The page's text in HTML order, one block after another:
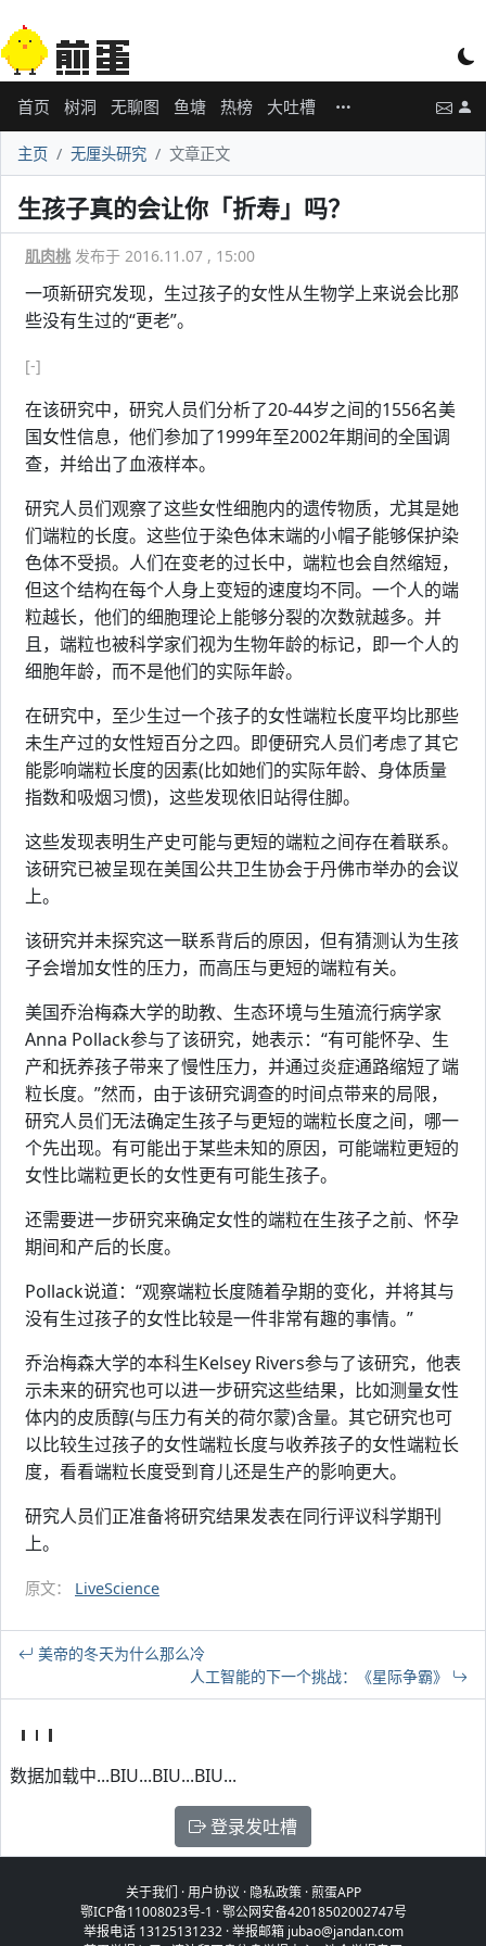
首页 树洞 无聊图 鱼塘 热榜 大吐槽
主页 无厘头研究 文章正文
生孩子真的会让你「折寿」吗？
肌肉桃 发布于 2016.11.07 , 15:00
一项新研究发现，生过孩子的女性从生物学上来说会比那
些没有生过的“更老”。
[-]
在该研究中，研究人员们分析了20-44岁之间的1556名美
国女性信息，他们参加了1999年至2002年期间的全国调
查，并给出了血液样本。
研究人员们观察了这些女性细胞内的遗传物质，尤其是她
们端粒的长度。这些位于染色体末端的小帽子能够保护染
色体不受损。人们在变老的过长中，端粒也会自然缩短，
但这个结构在每个人身上变短的速度均不同。一个人的端
粒越长，他们的细胞理论上能够分裂的次数就越多。并
且，端粒也被科学家们视为生物年龄的标记，即一个人的
细胞年龄，而不是他们的实际年龄。
在研究中，至少生过一个孩子的女性端粒长度平均比那些
未生产过的女性短百分之四。即便研究人员们考虑了其它
能影响端粒长度的因素(比如她们的实际年龄、身体质量
指数和吸烟习惯)，这些发现依旧站得住脚。
这些发现表明生产史可能与更短的端粒之间存在着联系。
该研究已被呈现在美国公共卫生协会于丹佛市举办的会议
上。
该研究并未探究这一联系背后的原因，但有猜测认为生孩
子会增加女性的压力，而高压与更短的端粒有关。
美国乔治梅森大学的助教、生态环境与生殖流行病学家
Anna Pollack参与了该研究，她表示：“有可能怀孕、生
产和抚养孩子带来了慢性压力，并通过炎症通路缩短了端
粒长度。”然而，由于该研究调查的时间点带来的局限，
研究人员们无法确定生孩子与更短的端粒长度之间，哪一
个先出现。有可能出于某些未知的原因，可能端粒更短的
女性比端粒更长的女性更有可能生孩子。
还需要进一步研究来确定女性的端粒在生孩子之前、怀孕
期间和产后的长度。
Pollack说道：“观察端粒长度随着孕期的变化，并将其与
没有生过孩子的女性比较是一件非常有趣的事情。”
乔治梅森大学的本科生Kelsey Rivers参与了该研究，他表
示未来的研究也可以进一步研究这些结果，比如测量女性
体内的皮质醇(与压力有关的荷尔蒙)含量。其它研究也可
以比较生过孩子的女性端粒长度与收养孩子的女性端粒长
度，看看端粒长度受到育儿还是生产的影响更大。
研究人员们正准备将研究结果发表在同行评议科学期刊
上。
原文： LiveScience
美帝的冬天为什么那么冷
人工智能的下一个挑战：《星际争霸》
数据加载中...BIU...BIU...BIU...
登录发吐槽
关于我们 ·用户协议 · 隐私政策·煎蛋APP
鄂ICP备11008023号-1 ·鄂公网安备42018502002747号
举报电话 13125131232 · 举报邮箱 jubao@jandan.com